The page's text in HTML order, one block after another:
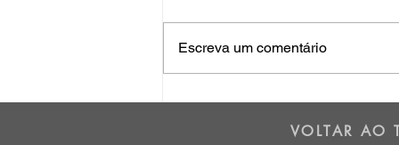
Os dois lados da Cordilheira
dos Andes - 01/07/25
Escreva um comentário
VOLTAR AO